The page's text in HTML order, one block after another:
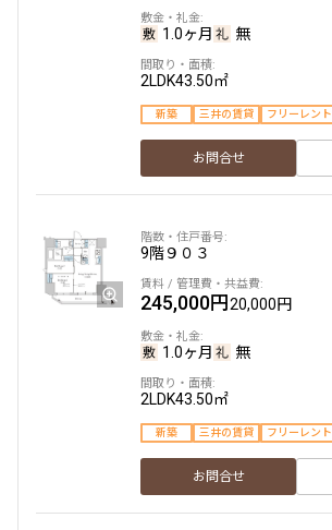
6階 ６０２
225,000円
1.0ヶ月 無
お問合せ
6階 ６０３
186,000円
1.0ヶ月 無
1.0ヶ月 無
2LDK43.50㎡
新築 三井の賃貸 フリーレント
お問合せ
9階９０３
245,000円20,000円
1.0ヶ月 無
2LDK43.50㎡
新築 三井の賃貸 フリーレント
お問合せ